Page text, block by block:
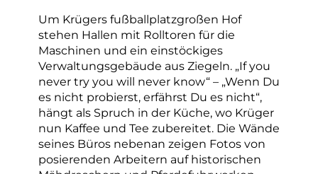
Um Krügers fußballplatzgroßen Hof
stehen Hallen mit Rolltoren für die
Maschinen und ein einstöckiges
Verwaltungsgebäude aus Ziegeln. „If you
never try you will never know“ – „Wenn Du
es nicht probierst, erfährst Du es nicht“,
hängt als Spruch in der Küche, wo Krüger
nun Kaffee und Tee zubereitet. Die Wände
seines Büros nebenan zeigen Fotos von
posierenden Arbeitern auf historischen